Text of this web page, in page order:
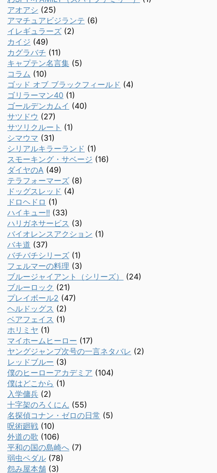
アオアシ (25)
アマチュアビジランテ (6)
イレギュラーズ (2)
カイジ (49)
カグラバチ (11)
キャプテン名言集 (5)
コラム (10)
ゴッド オブ ブラックフィールド (4)
ゴリラーマン40 (1)
ゴールデンカムイ (40)
サツドウ (27)
サツリクルート (1)
シマウマ (31)
シリアルキラーランド (1)
スモーキング・サベージ (16)
ダイヤのA (49)
テラフォーマーズ (8)
ドッグスレッド (4)
ドロヘドロ (1)
ハイキュー!! (33)
ハリガネサービス (3)
バイオレンスアクション (1)
バキ道 (37)
バチバチシリーズ (1)
フェルマーの料理 (3)
ブルージャイアント（シリーズ）
(24)
ブルーロック (21)
プレイボール2 (47)
ヘルドッグス (2)
ベアフェイス (1)
ホリミヤ (1)
マイホームヒーロー (17)
ヤングジャンプ次号の一言ネタバレ (2)
レッドブルー (3)
僕のヒーローアカデミア (104)
僕はどこから (1)
入学傭兵 (2)
十字架のろくにん (55)
名探偵コナン・ゼロの日常 (5)
呪術廻戦 (10)
外道の歌 (106)
平和の国の島崎へ (7)
弱虫ペダル (78)
怨み屋本舗 (3)